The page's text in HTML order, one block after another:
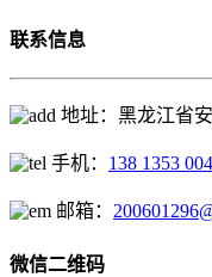
联系信息
地址：黑龙江省
手机： 138 1353
邮箱：
微信二维码